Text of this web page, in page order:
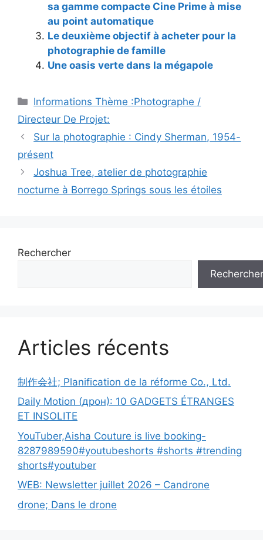
sa gamme compacte Cine Prime à mise
au point automatique
Le deuxième objectif à acheter pour la
photographie de famille
Une oasis verte dans la mégapole
Catégories
Informations Thème :Photographe /
Directeur De Projet:
Sur la photographie : Cindy Sherman, 1954-
présent
Joshua Tree, atelier de photographie
nocturne à Borrego Springs sous les étoiles
Rechercher
Rechercher
Articles récents
制作会社; Planification de la réforme Co., Ltd.
Daily Motion (дрон): 10 GADGETS ÉTRANGES
ET INSOLITE
YouTuber,Aisha Couture is live booking-
8287989590#youtubeshorts #shorts #trending
shorts#youtuber
WEB: Newsletter juillet 2026 – Candrone
drone; Dans le drone